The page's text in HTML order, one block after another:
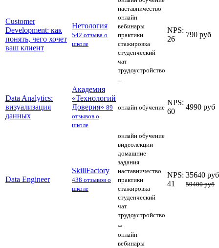
Customer
Development: как
понять, чего хочет
ваш клиент
Нетология
542 отзыва о
школе
наставничество
онлайн
вебинары
практики
стажировка
студенческий
чат
трудоустройство
...
NPS:
26
790 руб
Data Analytics:
визуализация
данных
Академия
«Технологий
Доверия» 89
отзывов о
школе
онлайн обучение
NPS:
60
4990 руб
Data Engineer
SkillFactory
438 отзывов о
школе
онлайн обучение
видеолекции
домашние
задания
наставничество
практики
стажировка
студенческий
чат
трудоустройство
...
NPS:
41
35640 руб
59400 руб
онлайн
вебинары